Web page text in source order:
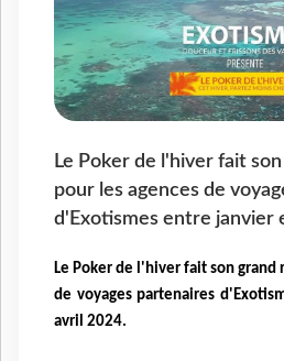
Le Poker de l'hiver fait
pour les agences de
d'Exotismes entre janvier
Le Poker de l'hiver fait son grand
de voyages partenaires
avril 2024.